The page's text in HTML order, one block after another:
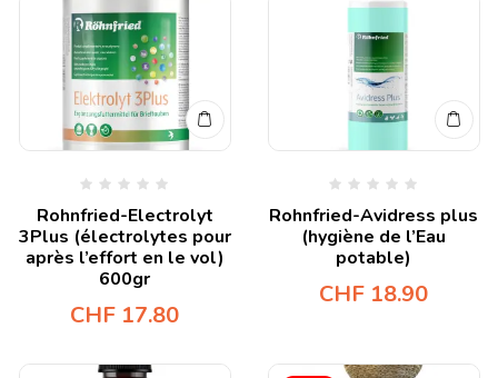
Rohnfried-Electrolyt
3Plus (électrolytes pour
après l’effort en le vol)
600gr
CHF 17.80
Rohnfried-Avidress plus
(hygiène de l’Eau
potable)
CHF 18.90